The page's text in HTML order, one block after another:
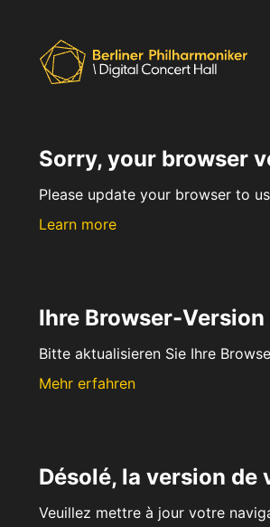
Sorry, your browser
Please update your browser to
Learn more
Ihre Browser-
Bitte aktualisieren Sie Ihre
Mehr erfahren
Désolé, la version de
Veuillez mettre à jour votre